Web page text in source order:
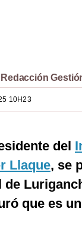
Redacción
10H23
del
Llaque, se
de
que es